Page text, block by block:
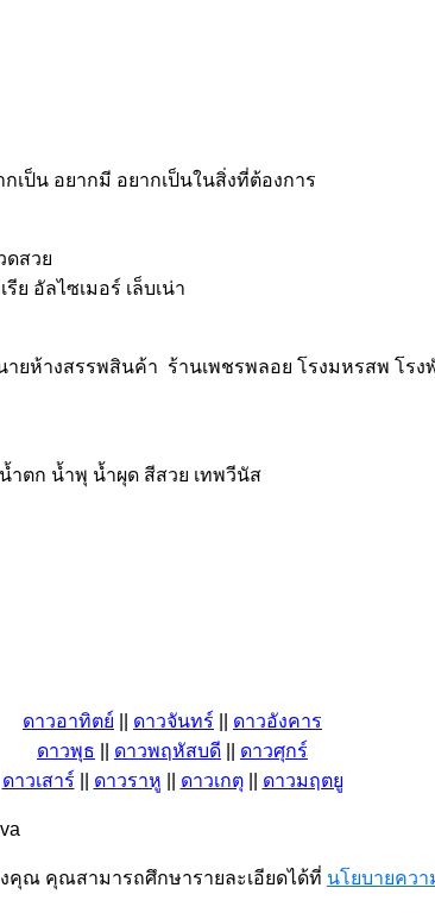
เป็น อยากมี อยากเป็นในสิ่งที่ต้องการ
ดสวย
อัลไซเมอร์ เล็บเน่า
ห้างสรรพสินค้า ร้านเพชรพลอย โรงมหรสพ โรง
ำตก น้ำพุ น้ำผุด สีสวย เทพวีนัส
ดาวอาทิตย์ ดาวจันทร์
ดาวอังคาร
ดาวพุธ
ดาวพฤหัสบดี
ดาวศุกร์
ดาวเสาร์
ดาวราหู ดาวเกตุ|| ดาวมฤตยู
คุณ คุณสามารถศึกษารายละเอียดได้ที่ นโยบายควา